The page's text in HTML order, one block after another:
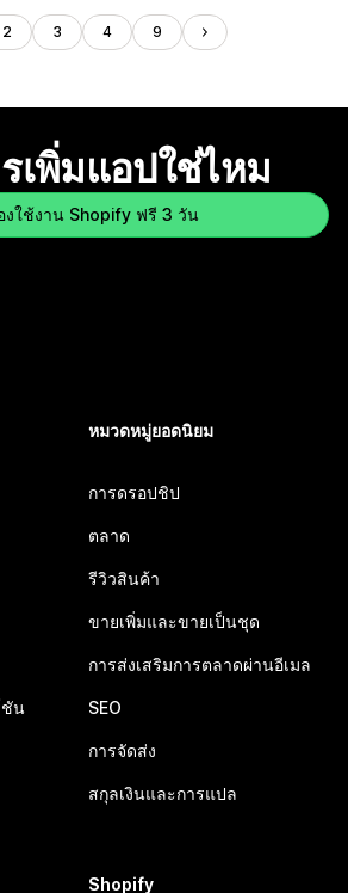
2 3 4 9
เพิ่มแอปใช่ไหม
งใช้งาน Shopify ฟรี 3 วัน
ชัน
หมวดหมู่ยอดนิยม
การดรอปชิป
ตลาด
รีวิวสินค้า
ขายเพิ่มและขายเป็นชุด
การส่งเสริมการตลาดผ่านอีเมล
SEO
การจัดส่ง
สกุลเงินและการแปล
Shopify